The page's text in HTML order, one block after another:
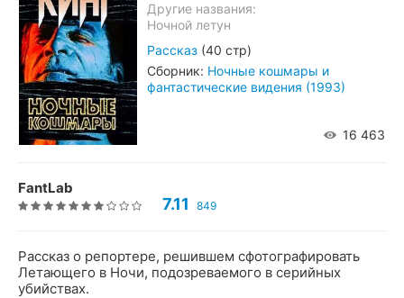
Новости сайта
Новости Кинга
Биография
О проекте
Другие названия:
Ночной летун
Рассказ (40 стр)
Сборник: Ночные кошмары и
фантастические видения (1993)
16 463
FantLab
7.11 849
Рассказ о репортере, решившем сфотографировать
Летающего в Ночи, подозреваемого в серийных
убийствах.